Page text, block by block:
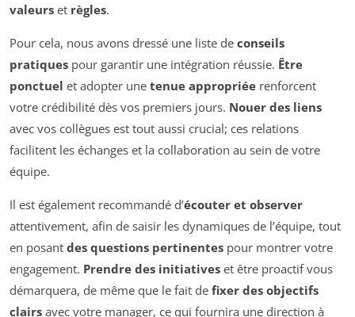
valeurs et règles.
Pour cela, nous avons dressé une liste de conseils
pratiques pour garantir une intégration réussie. Être
ponctuel et adopter une tenue appropriée renforcent
votre crédibilité dès vos premiers jours. Nouer des liens
avec vos collègues est tout aussi crucial; ces relations
facilitent les échanges et la collaboration au sein de votre
équipe.
Il est également recommandé d’écouter et observer
attentivement, afin de saisir les dynamiques de l’équipe, tout
en posant des questions pertinentes pour montrer votre
engagement. Prendre des initiatives et être proactif vous
démarquera, de même que le fait de fixer des objectifs
clairs avec votre manager, ce qui fournira une direction à